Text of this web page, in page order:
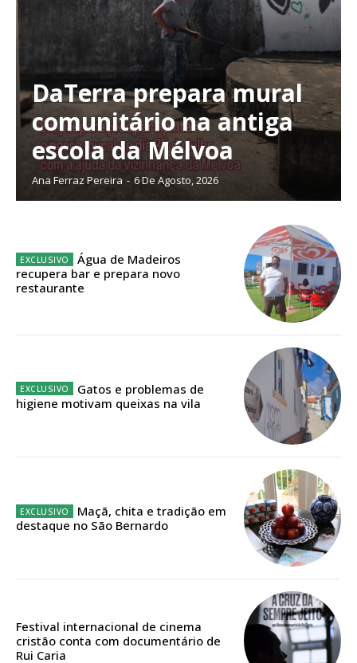
Planos de Assinatura
Faça-se assinante do Região de Cister e ajude-nos a manter este serviço
Sendo assinante terá acesso a todos os conteúdos exclusivos e versões
Escolha o plano de assinatura desejado:
32€
Edição em papel entregue à Quinta-feira em sua
casa
DaTerra prepara mural
comunitário na antiga
escola da Mélvoa
Ana Ferraz Pereira - 6 De Agosto, 2026
Água de Madeiros
recupera bar e prepara novo
restaurante
Gatos e problemas de
higiene motivam queixas na vila
Maçã, chita e tradição em
destaque no São Bernardo
Festival internacional de cinema
cristão conta com documentário de
Rui Caria